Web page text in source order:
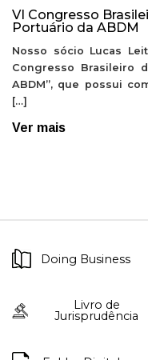
VI Congresso
Portuário da ABDM
Nosso sócio Lucas
Congresso Brasileiro
ABDM”, que possui
[…]
Ver mais
Doing Business
Livro de
Jurisprudência